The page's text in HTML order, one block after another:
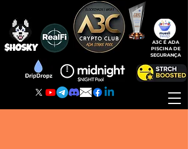
A3C É ADA
PISCINA DE
SEGURANÇA